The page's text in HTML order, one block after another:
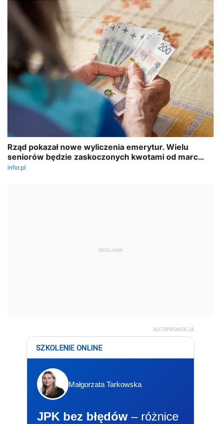
REKLAMA
AUTOPROMOCJA
SZKOLENIE ONLINE
Małgorzata Tarkowska
JPK bez błędów – różnice